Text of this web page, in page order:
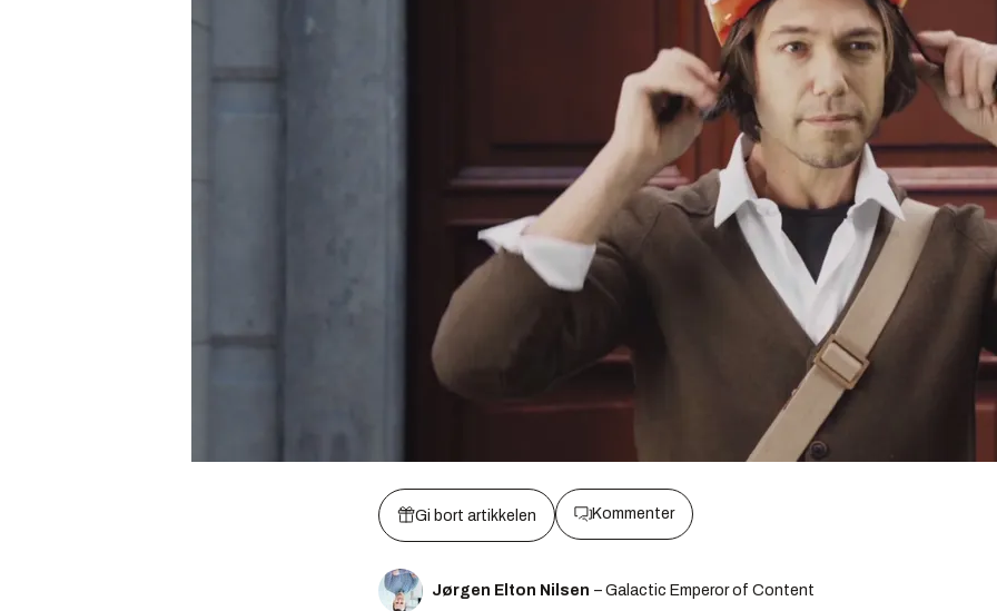
Gi bort artikkelen Kommenter
Jørgen Elton Nilsen – Galactic Emperor of Content